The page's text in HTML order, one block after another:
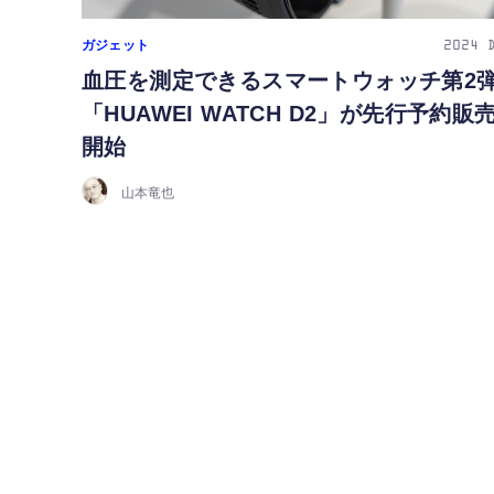
ガジェット 2024
血圧を測定できるスマートウォッチ第2
「HUAWEI WATCH D2」が先行予約販
開始
山本竜也